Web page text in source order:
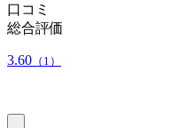
口コミ
総合評価
3.60 （1）